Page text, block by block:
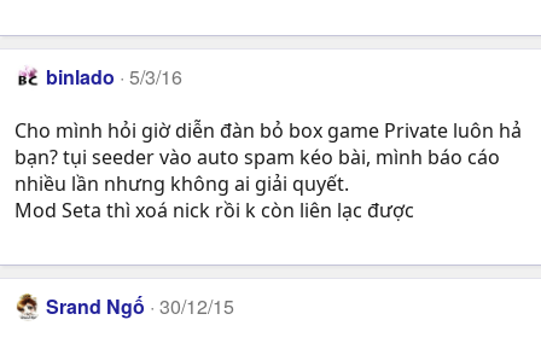
binlado 5/3/16
Cho mình hỏi giờ diễn đàn bỏ box game Private luôn hả
bạn? tụi seeder vào auto spam kéo bài, mình báo cáo
nhiều lần nhưng không ai giải quyết.
Mod Seta thì xoá nick rồi k còn liên lạc được
Srand Ngố 30/12/15